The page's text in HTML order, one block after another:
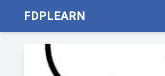
FDPLEARN